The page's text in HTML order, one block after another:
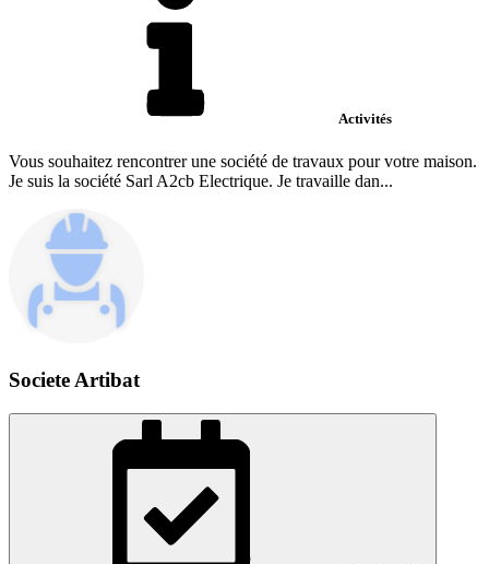
Activités
Vous souhaitez rencontrer une société de travaux pour votre maison.
Je suis la société Sarl A2cb Electrique. Je travaille dan...
Societe Artibat